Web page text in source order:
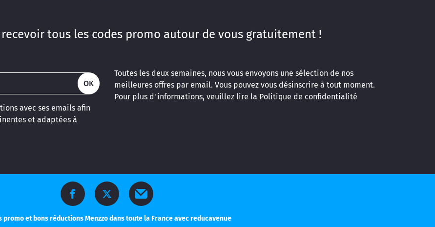
tous les codes promo autour de vous gratuitement !
OK
avec ses emails afin
et adaptées à
Toutes les deux semaines, nous vous envoyons une sélection de nos
meilleures offres par email. Vous pouvez vous désinscrire à tout moment.
Pour plus d'informations, veuillez lire la Politique de confidentialité
promo et bons réductions Menzzo dans toute la France avec reducavenue